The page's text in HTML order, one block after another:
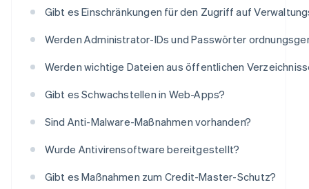
Gibt es Einschränkungen für den Zugriff auf
Werden Administrator-IDs und Passwörter
Werden wichtige Dateien aus öffentlichen
Gibt es Schwachstellen in Web-Apps?
Sind Anti-Malware-Maßnahmen vorhanden?
Wurde Antivirensoftware bereitgestellt?
Gibt es Maßnahmen zum Credit-Master-Schutz?